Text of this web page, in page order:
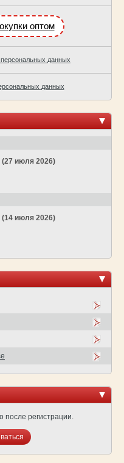
оптом
данных
данных
(27 июля 2026)
(14 июля 2026)
после регистрации.